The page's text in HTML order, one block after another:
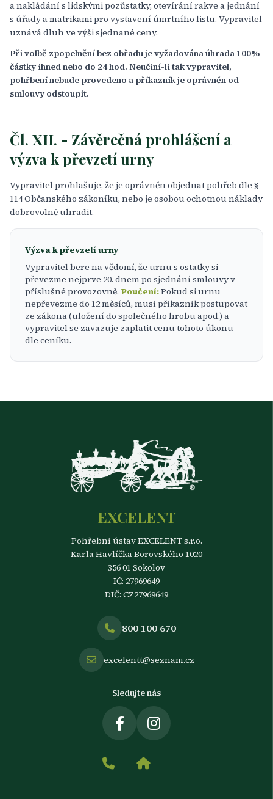
a nakládání s lidskými pozůstatky, otevírání rakve a jednání
s úřady a matrikami pro vystavení úmrtního listu. Vypravitel
uznává dluh ve výši sjednané ceny.
Při volbě zpopelnění bez obřadu je vyžadována úhrada 100%
částky ihned nebo do 24 hod. Neučiní-li tak vypravitel,
pohřbení nebude provedeno a příkazník je oprávněn od
smlouvy odstoupit.
Čl. XII. - Závěrečná prohlášení a
výzva k převzetí urny
Vypravitel prohlašuje, že je oprávněn objednat pohřeb dle §
114 Občanského zákoníku, nebo je osobou ochotnou náklady
dobrovolně uhradit.
Výzva k převzetí urny
Vypravitel bere na vědomí, že urnu s ostatky si
převezme nejprve 20. dnem po sjednání smlouvy v
příslušné provozovně. Poučení:Pokud si urnu
nepřevezme do 12 měsíců, musí příkazník postupovat
ze zákona (uložení do společného hrobu apod.) a
vypravitel se zavazuje zaplatit cenu tohoto úkonu
dle ceníku.
EXCELENT
Pohřební ústav EXCELENT s.r.o.
Karla Havlíčka Borovského 1020
356 01 Sokolov
IČ: 27969649
DIČ: CZ27969649
800 100 670
excelentt@seznam.cz
Sledujte nás